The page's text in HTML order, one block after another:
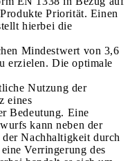
Priorität. Einen
hierbei die
Mindestwert von 3,6
erzielen. Die optimale
Nutzung der
eines
Be­deutung. Eine
kann neben der
Nachhaltigkeit durch
Verringerung des